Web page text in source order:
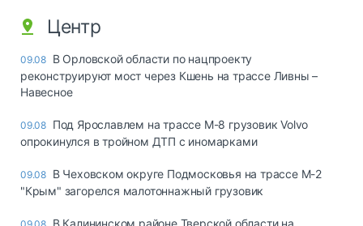
Центр
09.08 В Орловской области по нацпроекту
реконструируют мост через Кшень на трассе Ливны –
Навесное
09.08 Под Ярославлем на трассе М-8 грузовик Volvo
опрокинулся в тройном ДТП с иномарками
09.08 В Чеховском округе Подмосковья на трассе М-2
"Крым" загорелся малотоннажный грузовик
В Калининском районе Тверской области на